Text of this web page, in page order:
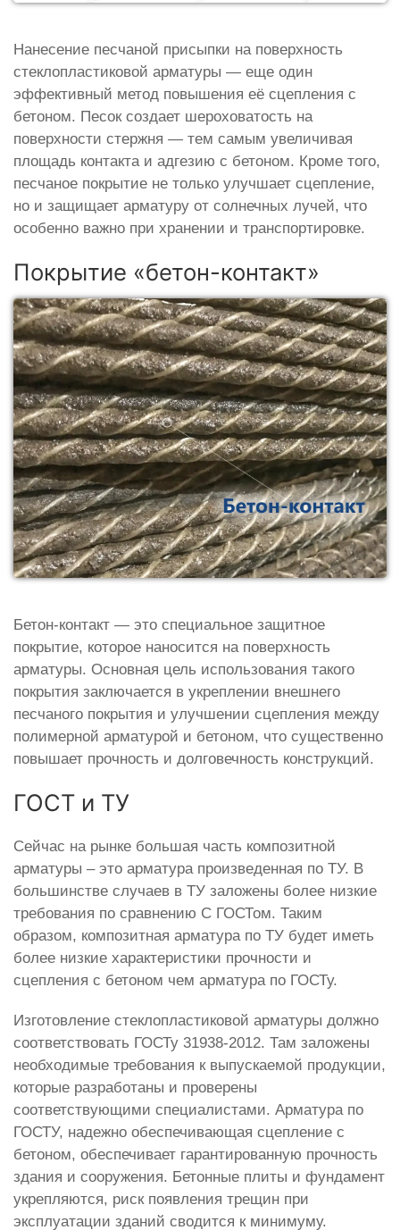
Нанесение песчаной присыпки на поверхность
стеклопластиковой арматуры — еще один
эффективный метод повышения её сцепления с
бетоном. Песок создает шероховатость на
поверхности стержня — тем самым увеличивая
площадь контакта и адгезию с бетоном. Кроме того,
песчаное покрытие не только улучшает сцепление,
но и защищает арматуру от солнечных лучей, что
особенно важно при хранении и транспортировке.
Покрытие «бетон-контакт»
Бетон-контакт — это специальное защитное
покрытие, которое наносится на поверхность
арматуры. Основная цель использования такого
покрытия заключается в укреплении внешнего
песчаного покрытия и улучшении сцепления между
полимерной арматурой и бетоном, что существенно
повышает прочность и долговечность конструкций.
ГОСТ и ТУ
Сейчас на рынке большая часть композитной
арматуры – это арматура произведенная по ТУ. В
большинстве случаев в ТУ заложены более низкие
требования по сравнению С ГОСТом. Таким
образом, композитная арматура по ТУ будет иметь
более низкие характеристики прочности и
сцепления с бетоном чем арматура по ГОСТу.
Изготовление стеклопластиковой арматуры должно
соответствовать ГОСТу 31938-2012. Там заложены
необходимые требования к выпускаемой продукции,
которые разработаны и проверены
соответствующими специалистами. Арматура по
ГОСТУ, надежно обеспечивающая сцепление с
бетоном, обеспечивает гарантированную прочность
здания и сооружения. Бетонные плиты и фундамент
укрепляются, риск появления трещин при
эксплуатации зданий сводится к минимуму.